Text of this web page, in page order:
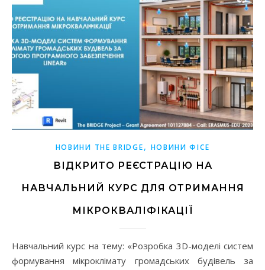
НОВИНИ THE BRIDGE, НОВИНИ ФІСЕ
ВІДКРИТО РЕЄСТРАЦІЮ НА
НАВЧАЛЬНИЙ КУРС ДЛЯ ОТРИМАННЯ
МІКРОКВАЛІФІКАЦІЇ
Навчальний курс на тему: «Розробка 3D-моделі систем
формування мікроклімату громадських будівель за